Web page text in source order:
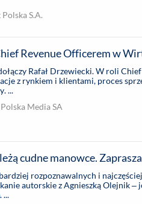
S.A.
Revenue Officerem w
Rafał Drzewiecki. W roli
z rynkiem i klientami, proces
...
Media SA
cudne manowce.
rozpoznawalnych i
autorskie z Agnieszką Olejnik
...